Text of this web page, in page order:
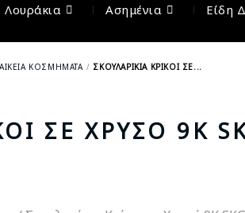
Λουράκια Ασημένια Είδη
ΚΟΣΜΉΜΑΤΑ ΣΚΟΥΛΑΡΊΚΙΑ ΚΡΊΚΟΙ ΣΕ...
ΣΕ ΧΡΥΣΌ 9Κ